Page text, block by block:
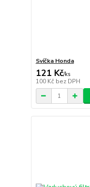
Svíčka Honda
121 Kč/ks
100 Kč bez DPH